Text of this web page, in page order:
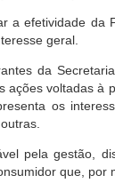
a efetividade da
geral.
da
ações voltadas à
os
pela gestão,
que, por